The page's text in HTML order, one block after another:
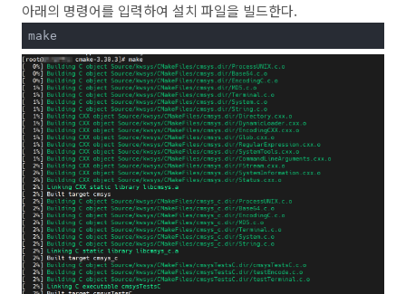
아래의 명령어를 입력하여 설치 파일을 빌드한다.
make